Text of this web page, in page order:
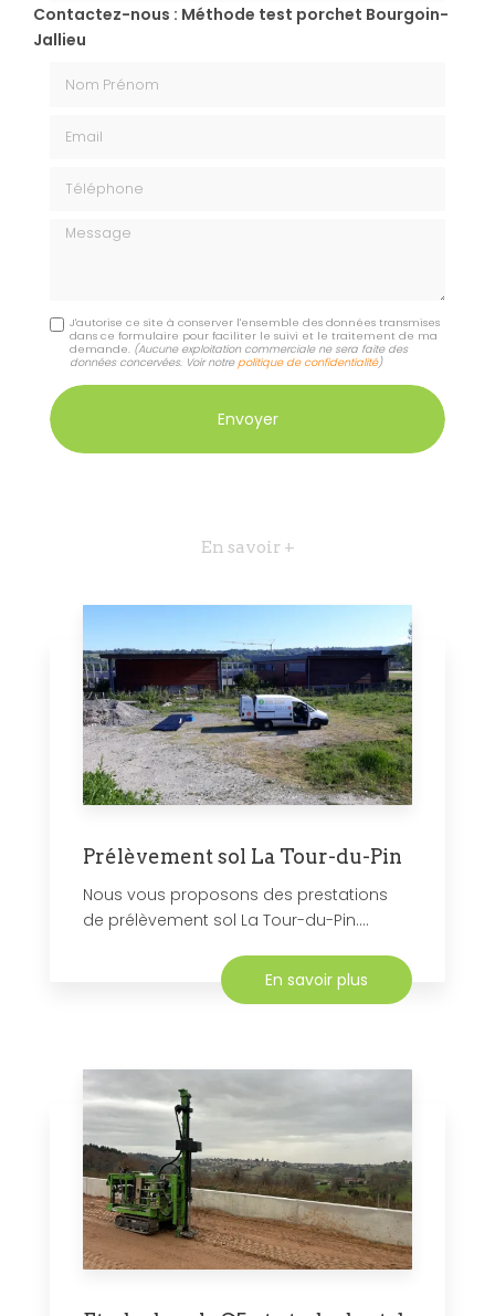
Contactez-nous : Méthode test porchet Bourgoin-
Jallieu
Nom Prénom
Téléphone
Message
J'autorise ce site à conserver l'ensemble des données transmises
dans ce formulaire pour faciliter le suivi et le traitement de ma
demande. (Aucune exploitation commerciale ne sera faite des
données concervées. Voir notrepolitique de confidentialité)
En savoir +
Prélèvement sol La Tour-du-Pin
Nous vous proposons des prestations
de prélèvement sol La Tour-du-Pin....
En savoir plus